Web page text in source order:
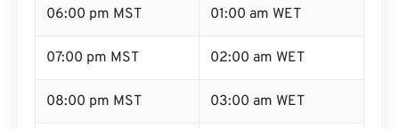
06:00 pm MST 01:00 am WET
07:00 pm MST 02:00 am WET
08:00 pm MST 03:00 am WET